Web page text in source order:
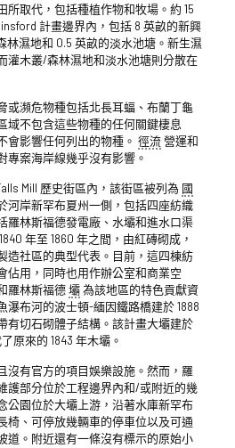
所取代，包括種植作物和牧場。約 15
計畫邊界內，包括 8 英畝的新興
林濕地和 0.5 英畝的淡水池塘。新生濕
灌木叢/森林濕地和淡水池塘則分散在
或瀕危物種包括北長耳蝠、布蘭丁龜
域不包含這些物種的任何關鍵棲息
會影響任何列出的物種。 徑流營運和
專案海岸線幾乎沒有影響。
Mill 歷史街區內，該街區被列為 國
河岸新罕布夏州一側，包括四座紡織
羅林斯福德發電廠、水壩和進水口渠
年至 1860 年之間，由紅磚砌成，
造社區的典型代表。目前，這四棟紡
佔用，同時也用作辦公室和商業空
羅林斯福德壩為該地區的特色貢獻資
瀑布河的波士頓-緬因鐵路橋建於 1888
有切石砌體子結構。該計畫大壩建於
原來的 1843 年木壩。
沒有官方的項目娛樂設施。然而，羅
護部分位於工程邊界內和/或附近的幾
公園位於大壩上游，沿著水庫新罕布
椅、可停放幾輛車的停車位以及可通
道。附近還有一條沒有標示的原始小